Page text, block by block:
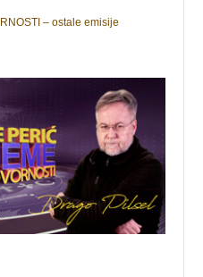
– ostale emisije